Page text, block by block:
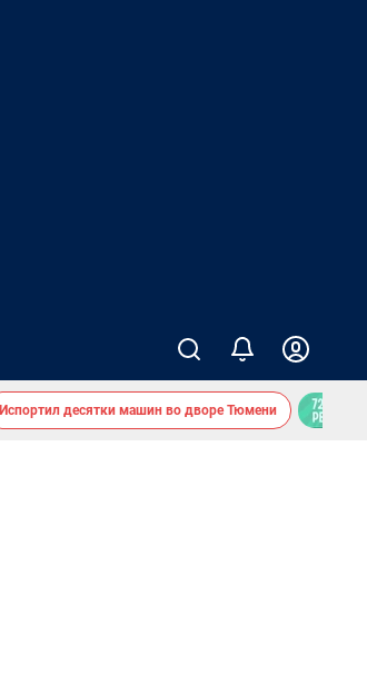
Испортил десятки машин во дворе Тюмени